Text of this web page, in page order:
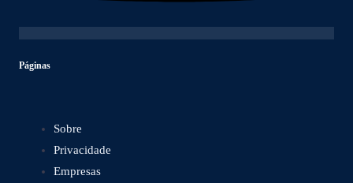
Páginas
Sobre
Privacidade
Empresas